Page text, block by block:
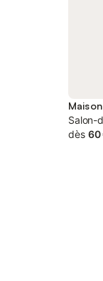
Salon-
dès 60